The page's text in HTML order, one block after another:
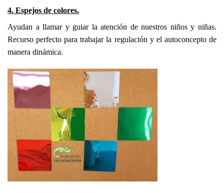
4. Espejos de colores.
Ayudan a llamar y guiar la atención de nuestros niños y niñas.
Recurso perfecto para trabajar la regulación y el autoconcepto de
manera dinámica.